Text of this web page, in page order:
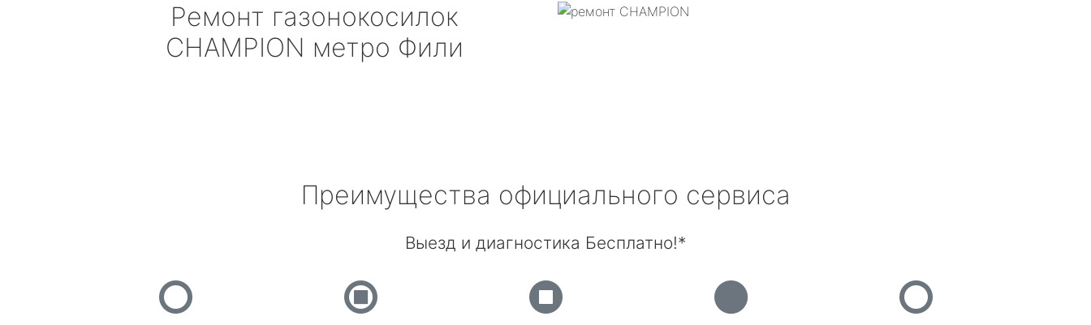
Ремонт газонокосилок
CHAMPION метро Фили
Преимущества официального сервиса
Выезд и диагностика Бесплатно!*